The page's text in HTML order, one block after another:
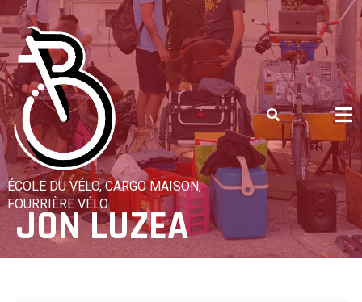
Skip
to
content
ÉCOLE DU VÉLO, CARGO MAISON,
FOURRIÈRE VÉLO
JON LUZEA